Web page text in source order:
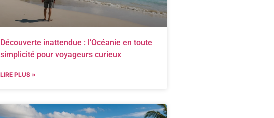
Découverte inattendue : l’Océanie en toute
simplicité pour voyageurs curieux
LIRE PLUS »